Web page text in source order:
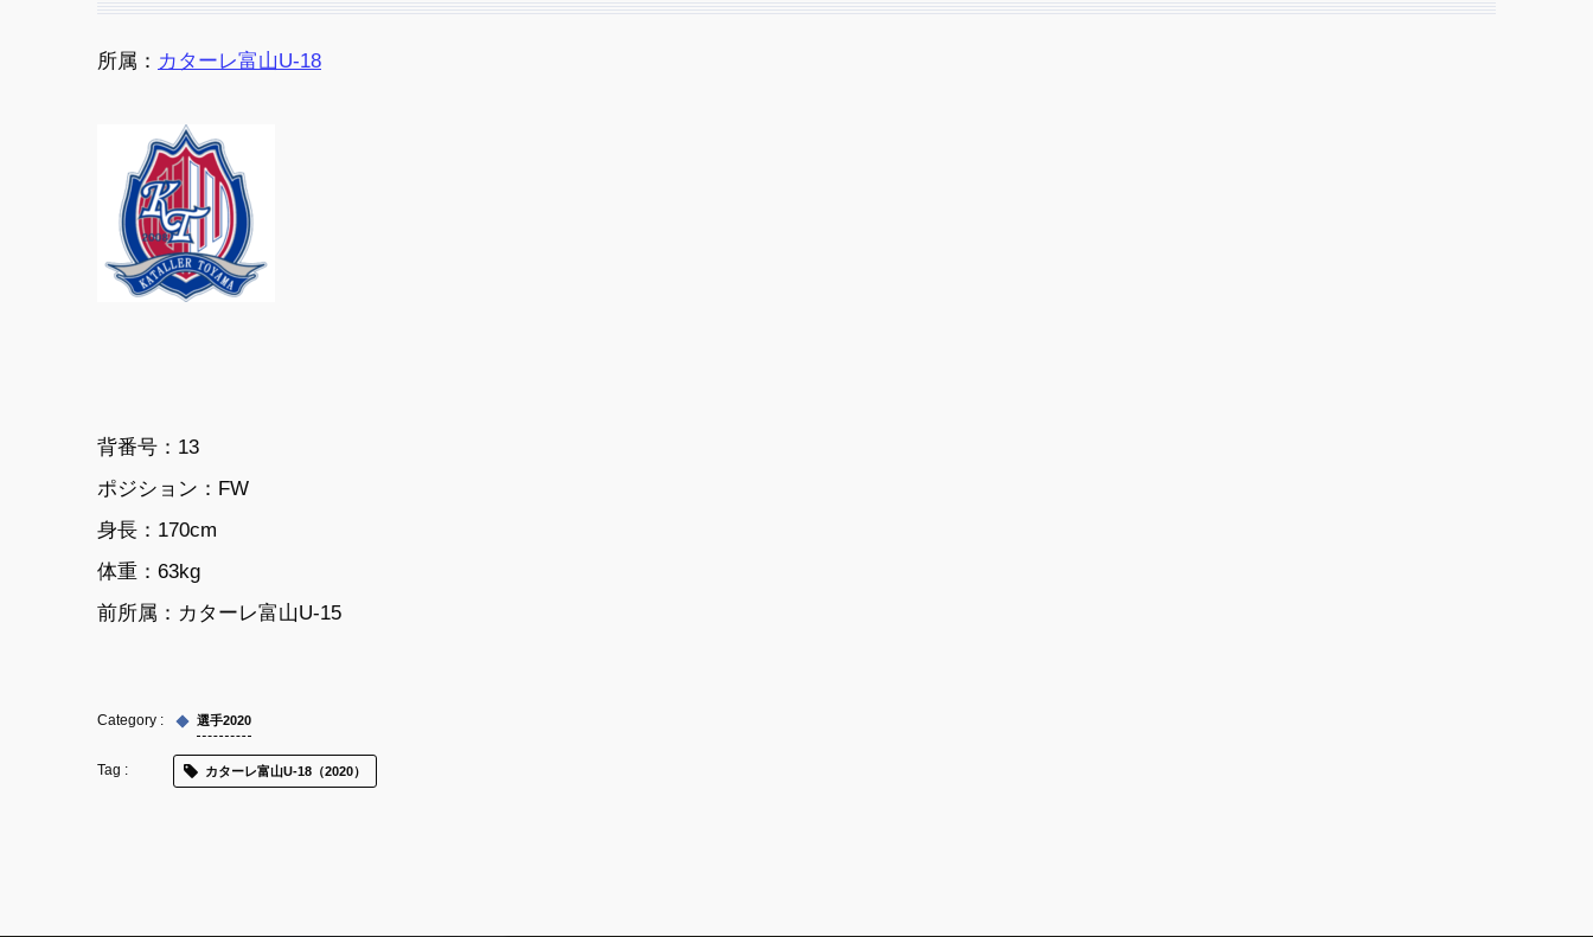
所属： カターレ富山U-18
背番号：13
ポジション：FW
身長：170cm
体重：63kg
前所属： カターレ富山U-15
選手2020
カターレ富山U-18（2020）